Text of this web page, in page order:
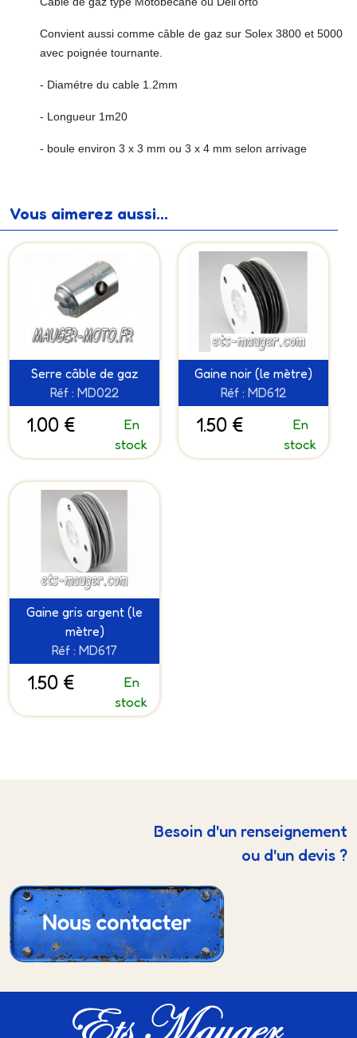
Convient aussi comme câble de gaz sur Solex 3800 et 5000
avec poignée tournante.
- Diamétre du cable 1.2mm
- Longueur 1m20
- boule environ 3 x 3 mm ou 3 x 4 mm selon arrivage
Vous aimerez aussi...
Serre câble de gaz
Réf : MD022
1.00 €
En
stock
Gaine noir (le mètre)
Réf : MD612
1.50 €
En
stock
Gaine gris argent (le
mètre)
Réf : MD617
1.50 €
En
stock
Besoin d'un renseignement
ou d'un devis ?